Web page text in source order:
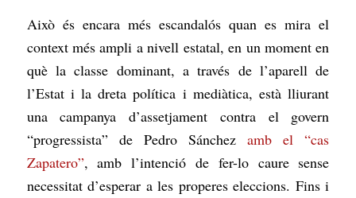
Això és encara més escandalós quan es mira el
context més ampli a nivell estatal, en un moment en
què la classe dominant, a través de l’aparell de
l’Estat i la dreta política i mediàtica, està lliurant
una campanya d’assetjament contra el govern
“progressista” de Pedro Sánchezamb el “cas
Zapatero”, amb l’intenció de fer-lo caure sense
necessitat d’esperar a les properes eleccions. Fins i